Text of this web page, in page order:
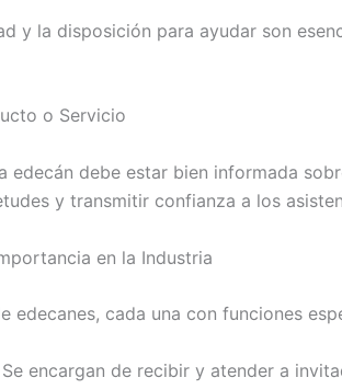
y la disposición para ayudar son
o Servicio
edecán debe estar bien informada
y transmitir confianza a los
en la Industria
edecanes, cada una con funciones
encargan de recibir y atender a